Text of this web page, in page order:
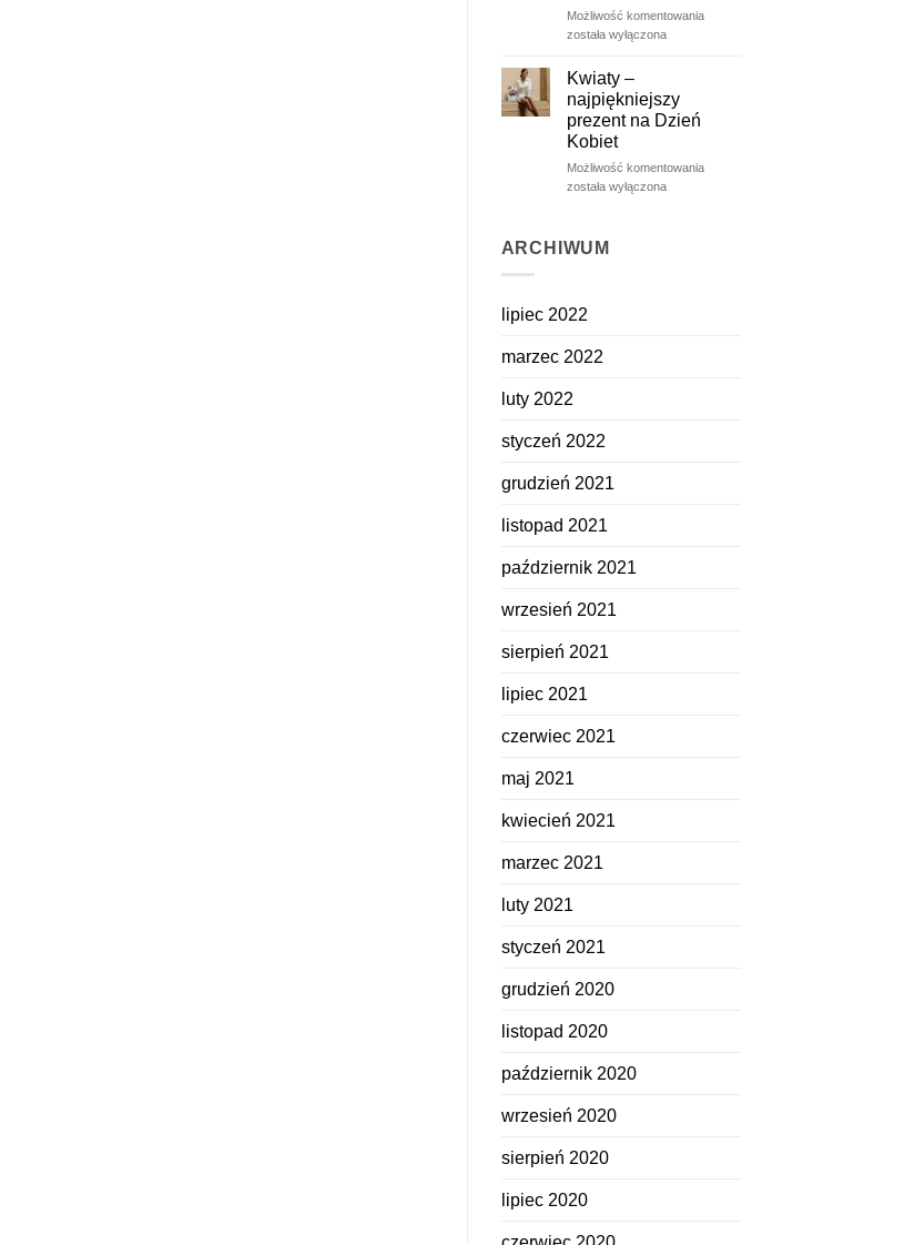
dłużej
Możliwość komentowaniaPrezent
została wyłączona
Kwiaty –
najpiękniejszy
prezent na Dzień
Kobiet
Możliwość komentowaniaKwiaty
została wyłączona
ARCHIWUM
lipiec 2022
marzec 2022
luty 2022
styczeń 2022
grudzień 2021
listopad 2021
październik 2021
wrzesień 2021
sierpień 2021
lipiec 2021
czerwiec 2021
maj 2021
kwiecień 2021
marzec 2021
luty 2021
styczeń 2021
grudzień 2020
listopad 2020
październik 2020
wrzesień 2020
sierpień 2020
lipiec 2020